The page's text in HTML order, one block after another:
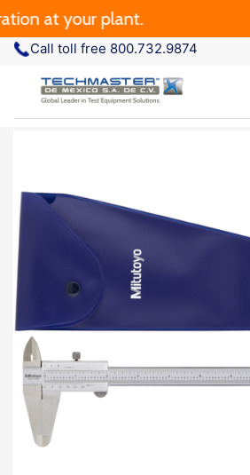
at your plant.
Call toll free 800.732.9874